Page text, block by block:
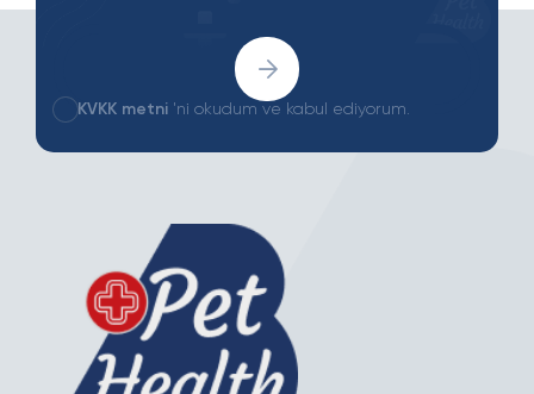
KVKK metni 'ni okudum ve kabul ediyorum.